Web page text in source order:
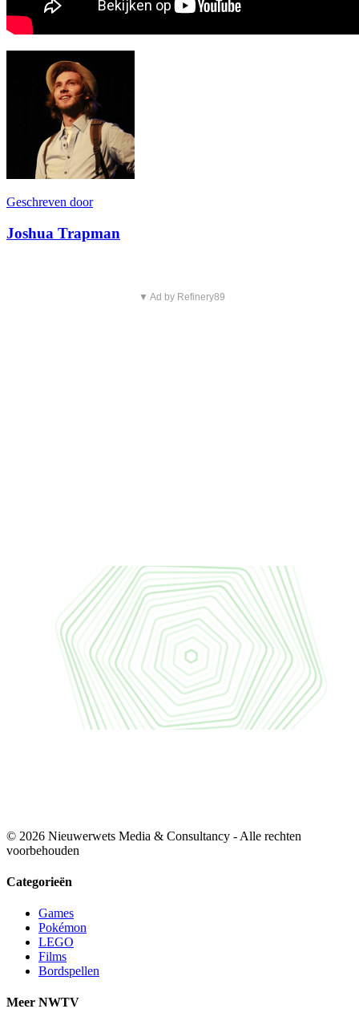
Geschreven door
Joshua Trapman
▼ Ad by Refinery89
© 2026 Nieuwerwets Media & Consultancy - Alle rechten
voorbehouden
Categorieën
Games
Pokémon
LEGO
Films
Bordspellen
Meer NWTV